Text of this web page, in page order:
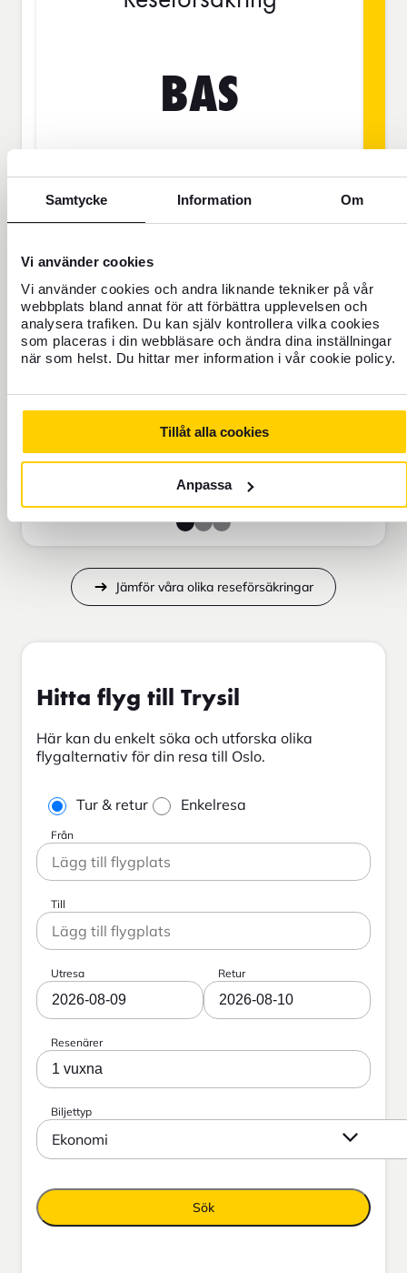
Samtycke Information Om
Vi använder cookies
Vi använder cookies och andra liknande tekniker på vår
webbplats bland annat för att förbättra upplevelsen och
analysera trafiken. Du kan själv kontrollera vilka cookies
som placeras i din webbläsare och ändra dina inställningar
när som helst. Du hittar mer information i vår cookie policy.
Tillåt alla cookies
Anpassa
BAS
SEK
Priset gäller för 1 person
För dig som saknar hemförsäkring eller
ska vara borta mer än 45 dagar.
Reseförsäkring Bas
Lägg i varukorg
Jämför våra olika reseförsäkringar
Hitta flyg till Trysil
Här kan du enkelt söka och utforska olika
flygalternativ för din resa till Oslo.
Tur & retur Enkelresa
Från
Till
Utresa
2026-08-09
Retur
2026-08-10
Resenärer
1 vuxna
Biljettyp
Ekonomi
Sök